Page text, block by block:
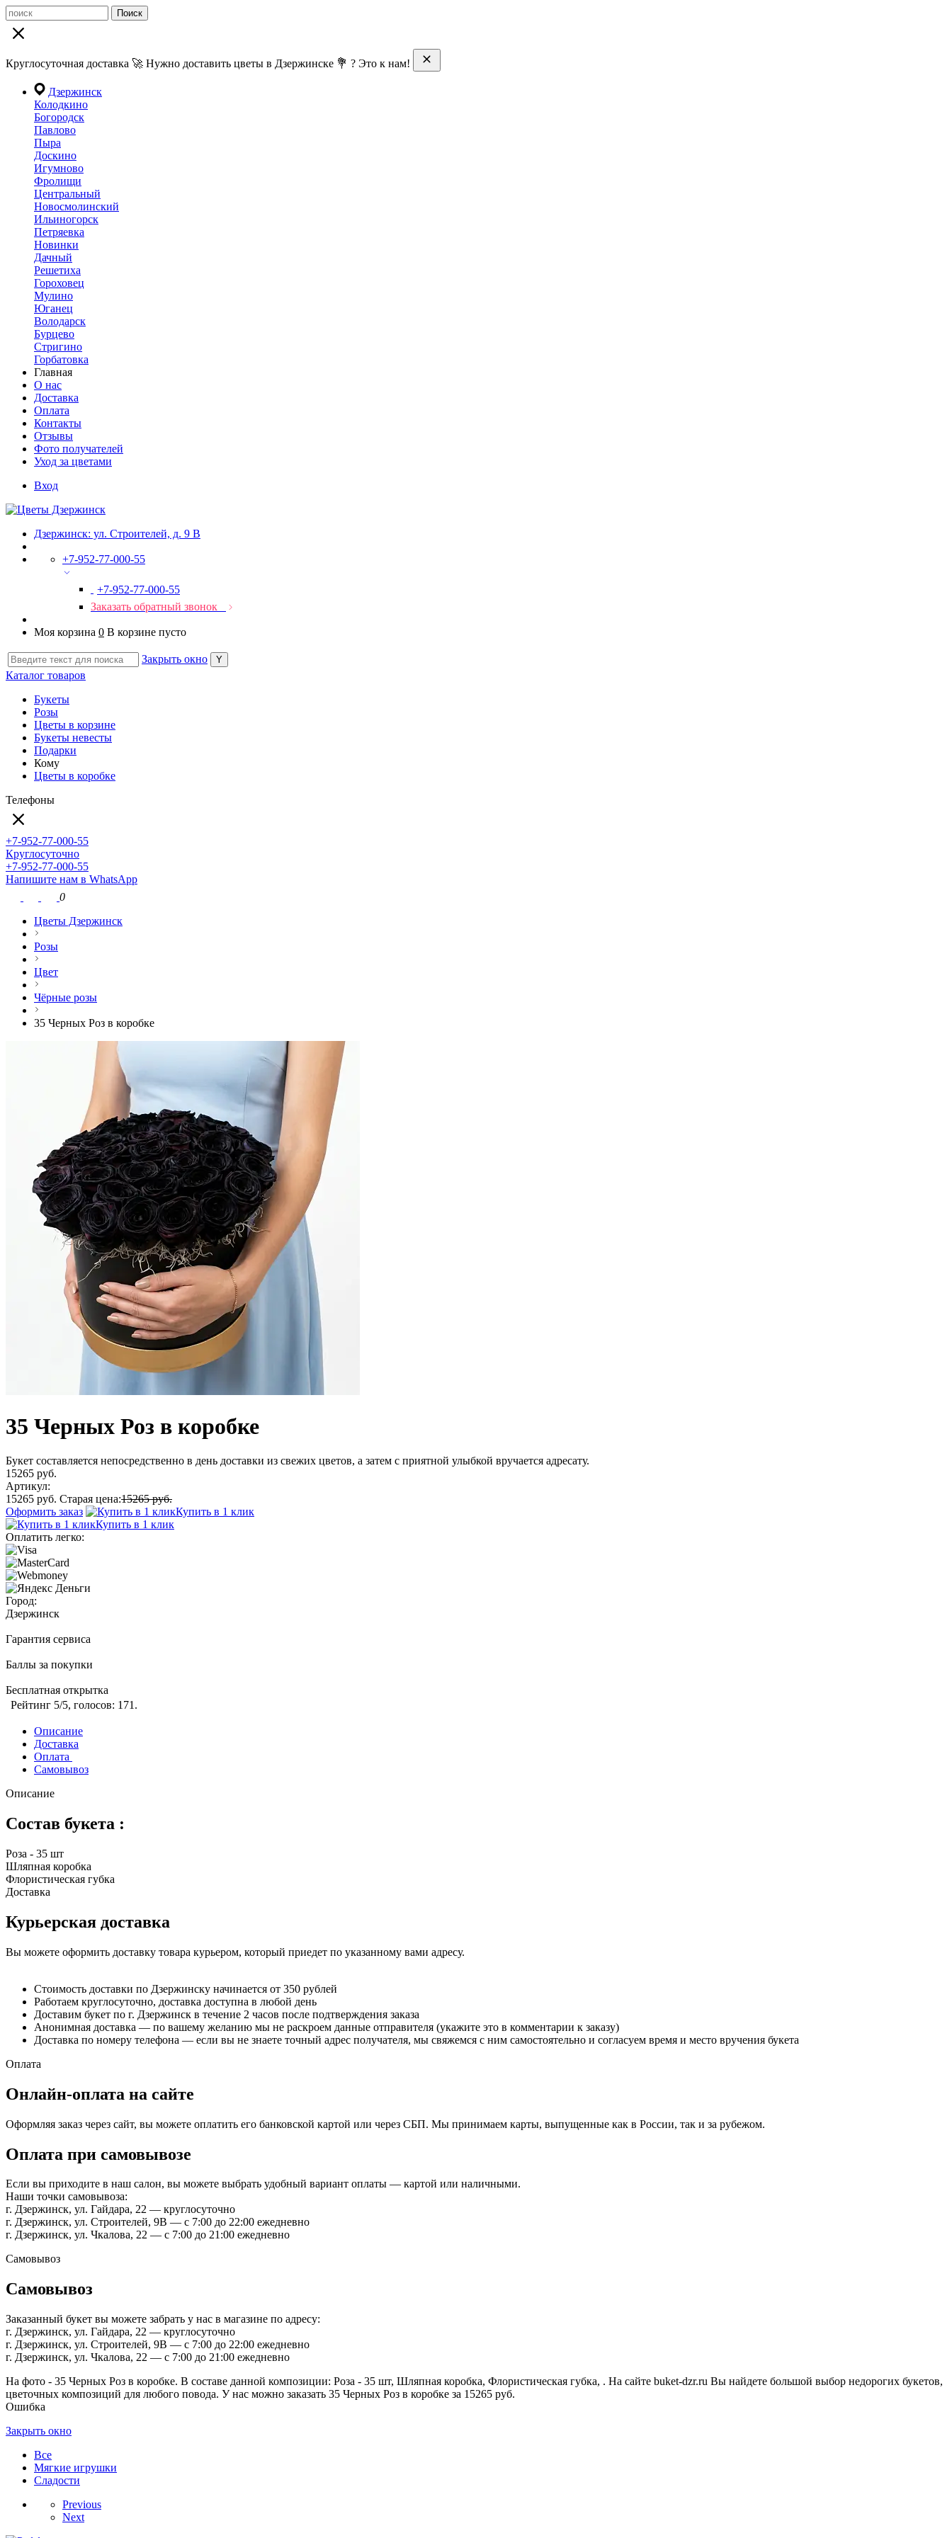
Поиск
Круглосуточная доставка 🚀 Нужно доставить цветы в Дзержинске 💐 ? Это к нам!
Дзержинск
Колодкино
Богородск
Павлово
Пыра
Доскино
Игумново
Фролищи
Центральный
Новосмолинский
Ильиногорск
Петряевка
Новинки
Дачный
Решетиха
Гороховец
Мулино
Юганец
Володарск
Бурцево
Стригино
Горбатовка
Главная
О нас
Доставка
Оплата
Контакты
Отзывы
Фото получателей
Уход за цветами
Вход
Дзержинск: ул. Строителей, д. 9 В
+7-952-77-000-55
+7-952-77-000-55
Заказать обратный звонок
Моя корзина 0 В корзине пусто
Закрыть окно
Каталог товаров
Букеты
Розы
Цветы в корзине
Букеты невесты
Подарки
Кому
Цветы в коробке
Телефоны
+7-952-77-000-55
Круглосуточно
+7-952-77-000-55
Напишите нам в WhatsApp
0
Цветы Дзержинск
Розы
Цвет
Чёрные розы
35 Черных Роз в коробке
35 Черных Роз в коробке
Букет составляется непосредственно в день доставки из свежих цветов, а затем с приятной улыбкой вручается адресату.
15265 руб.
Артикул:
15265 руб. Старая цена:15265 руб.
Оформить заказ
Купить в 1 клик
Купить в 1 клик
Оплатить легко:
Город:
Дзержинск
Гарантия сервиса
Баллы за покупки
Бесплатная открытка
Рейтинг 5/5, голосов: 171 .
Описание
Доставка
Оплата
Самовывоз
Описание
Состав букета :
Роза - 35 шт
Шляпная коробка
Флористическая губка
Доставка
Курьерская доставка
Вы можете оформить доставку товара курьером, который приедет по указанному вами адресу.
Стоимость доставки по Дзержинску начинается от 350 рублей
Работаем круглосуточно, доставка доступна в любой день
Доставим букет по г. Дзержинск в течение 2 часов после подтверждения заказа
Анонимная доставка — по вашему желанию мы не раскроем данные отправителя (укажите это в комментарии к заказу)
Доставка по номеру телефона — если вы не знаете точный адрес получателя, мы свяжемся с ним самостоятельно и согласуем время и место вручения букета
Оплата
Онлайн-оплата на сайте
Оформляя заказ через сайт, вы можете оплатить его банковской картой или через СБП. Мы принимаем карты, выпущенные как в России, так и за рубежом.
Оплата при самовывозе
Если вы приходите в наш салон, вы можете выбрать удобный вариант оплаты — картой или наличными.
Наши точки самовывоза:
г. Дзержинск, ул. Гайдара, 22 — круглосуточно
г. Дзержинск, ул. Строителей, 9В — с 7:00 до 22:00 ежедневно
г. Дзержинск, ул. Чкалова, 22 — с 7:00 до 21:00 ежедневно
Самовывоз
Самовывоз
Заказанный букет вы можете забрать у нас в магазине по адресу:
г. Дзержинск, ул. Гайдара, 22 — круглосуточно
г. Дзержинск, ул. Строителей, 9В — с 7:00 до 22:00 ежедневно
г. Дзержинск, ул. Чкалова, 22 — с 7:00 до 21:00 ежедневно
На фото - 35 Черных Роз в коробке. В составе данной композиции: Роза - 35 шт, Шляпная коробка, Флористическая губка, . На сайте buket-dzr.ru Вы найдете большой выбор недорогих букетов,
цветочных композиций для любого повода. У нас можно заказать 35 Черных Роз в коробке за 15265 руб.
Ошибка
Закрыть окно
Все
Мягкие игрушки
Сладости
Previous
Next